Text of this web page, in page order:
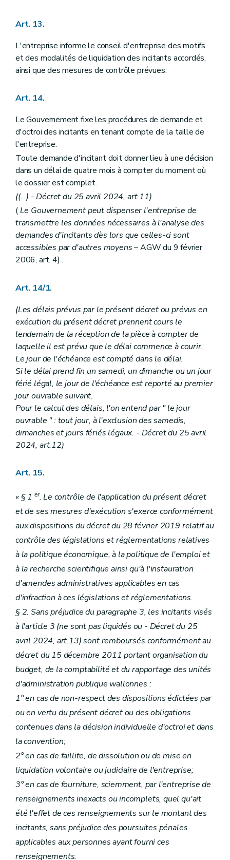
Art. 13.
L'entreprise informe le conseil d'entreprise des motifs
et des modalités de liquidation des incitants accordés,
ainsi que des mesures de contrôle prévues.
Art. 14.
Le Gouvernement fixe les procédures de demande et
d'octroi des incitants en tenant compte de la taille de
l'entreprise.
Toute demande d'incitant doit donner lieu à une décision
dans un délai de quatre mois à compter du moment où
le dossier est complet.
((...) - Décret du 25 avril 2024, art.11)
(Le Gouvernement peut dispenser l'entreprise de
transmettre les données nécessaires à l'analyse des
demandes d'incitants dès lors que celles-ci sont
accessibles par d'autres moyens– AGW du 9 février
2006, art. 4) .
Art. 14/1.
(Les délais prévus par le présent décret ou prévus en
exécution du présent décret prennent cours le
lendemain de la réception de la pièce à compter de
laquelle il est prévu que le délai commence à courir.
Le jour de l'échéance est compté dans le délai.
Si le délai prend fin un samedi, un dimanche ou un jour
férié légal, le jour de l'échéance est reporté au premier
jour ouvrable suivant.
Pour le calcul des délais, l'on entend par " le jour
ouvrable " : tout jour, à l'exclusion des samedis,
dimanches et jours fériés légaux. - Décret du 25 avril
2024, art.12)
Art. 15.
« § 1 er. Le contrôle de l'application du présent décret
et de ses mesures d'exécution s'exerce conformément
aux dispositions du décret du 28 février 2019 relatif au
contrôle des législations et réglementations relatives
à la politique économique, à la politique de l'emploi et
à la recherche scientifique ainsi qu'à l'instauration
d'amendes administratives applicables en cas
d'infraction à ces législations et réglementations.
§ 2. Sans préjudice du paragraphe 3, les incitants visés
à l'article 3 (ne sont pas liquidés ou - Décret du 25
avril 2024, art.13) sont remboursés conformément au
décret du 15 décembre 2011 portant organisation du
budget, de la comptabilité et du rapportage des unités
d'administration publique wallonnes :
1° en cas de non-respect des dispositions édictées par
ou en vertu du présent décret ou des obligations
contenues dans la décision individuelle d'octroi et dans
la convention;
2° en cas de faillite, de dissolution ou de mise en
liquidation volontaire ou judiciaire de l'entreprise;
3° en cas de fourniture, sciemment, par l'entreprise de
renseignements inexacts ou incomplets, quel qu'ait
été l'effet de ces renseignements sur le montant des
incitants, sans préjudice des poursuites pénales
applicables aux personnes ayant fourni ces
renseignements.